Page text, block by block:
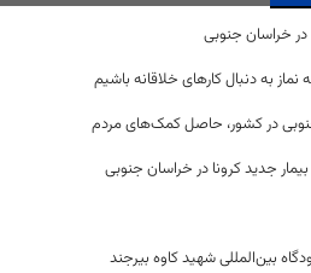
در خراسان جنوبی
نماز به دنبال کارهای خلاقانه باشیم
در کشور، حاصل کمک‌های مردم
بین‌المللی شهید کاوه بیرجند